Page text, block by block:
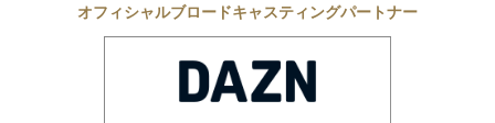
オフィシャルブロードキャスティングパートナー